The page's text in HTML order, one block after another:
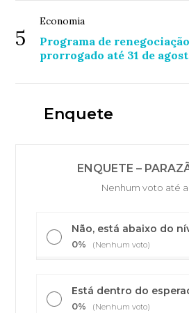
5
Economia
Programa de
prorrogado até 31 de
Enquete
ENQUETE –
Nenhum voto até
Não, está abaixo do
0% (Nenhum voto)
Está dentro do
0% (Nenhum voto)